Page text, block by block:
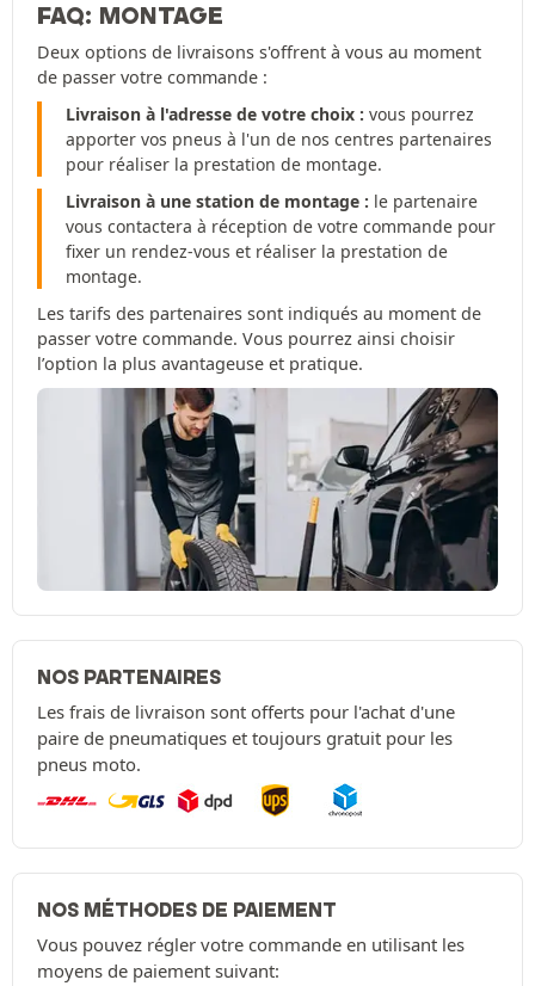
FAQ: MONTAGE
Deux options de livraisons s'offrent à vous au moment
de passer votre commande :
Livraison à l'adresse de votre choix : vous pourrez
apporter vos pneus à l'un de nos centres partenaires
pour réaliser la prestation de montage.
Livraison à une station de montage : le partenaire
vous contactera à réception de votre commande pour
fixer un rendez-vous et réaliser la prestation de
montage.
Les tarifs des partenaires sont indiqués au moment de
passer votre commande. Vous pourrez ainsi choisir
l’option la plus avantageuse et pratique.
NOS PARTENAIRES
Les frais de livraison sont offerts pour l'achat d'une
paire de pneumatiques et toujours gratuit pour les
pneus moto.
NOS MÉTHODES DE PAIEMENT
Vous pouvez régler votre commande en utilisant les
moyens de paiement suivant: